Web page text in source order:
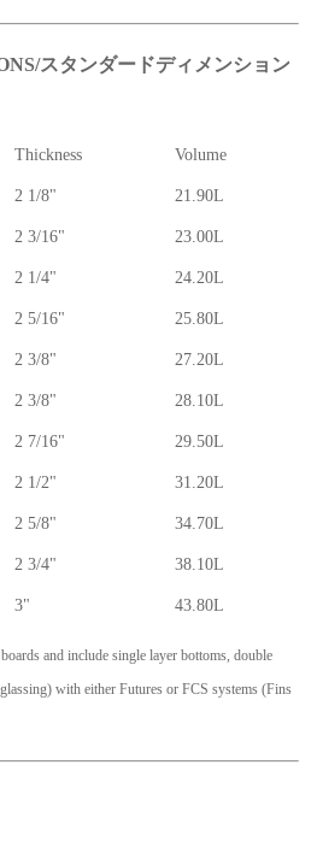
スタンダードディメンション
Thickness Volume
2 1/8" 21.90L
2 3/16" 23.00L
2 1/4" 24.20L
2 5/16" 25.80L
2 3/8" 27.20L
2 3/8" 28.10L
2 7/16" 29.50L
2 1/2" 31.20L
2 5/8" 34.70L
2 3/4" 38.10L
3" 43.80L
and include single layer bottoms, double
with either Futures or FCS systems (Fins